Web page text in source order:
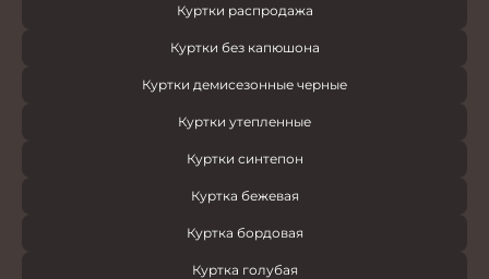
Куртки распродажа
Куртки без капюшона
Куртки демисезонные черные
Куртки утепленные
Куртки синтепон
Куртка бежевая
Куртка бордовая
Куртка голубая